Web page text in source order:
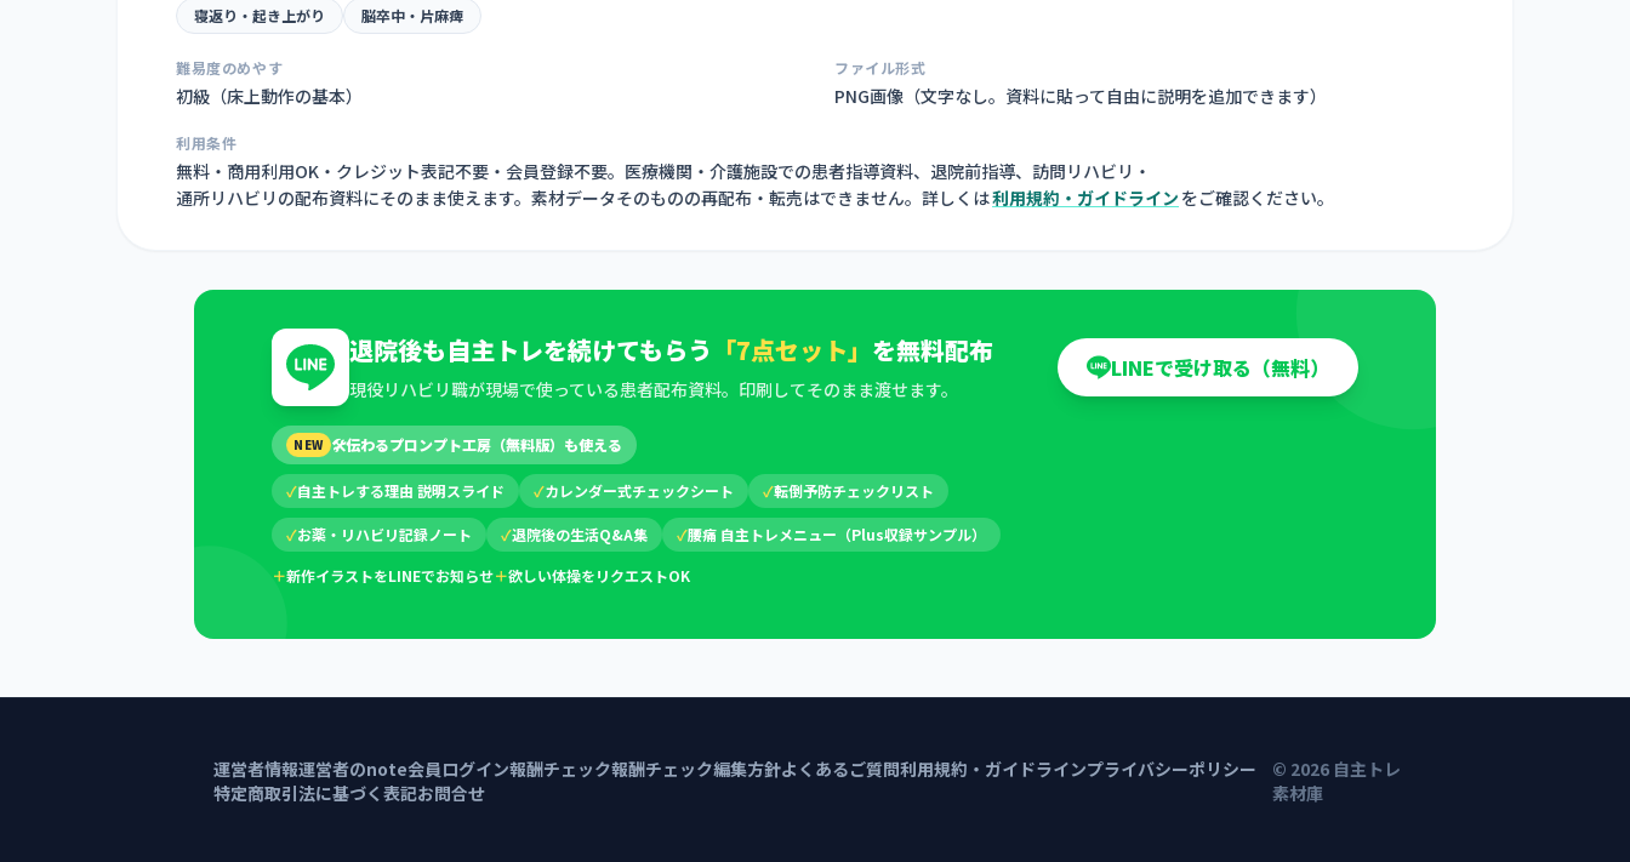
寝返り・起き上がり
脳卒中・片麻痺
難易度のめやす
初級（床上動作の基本）
ファイル形式
PNG画像（文字なし。資料に貼って自由に説明を追加できます）
利用条件
無料・商用利用OK・クレジット表記不要・会員登録不要。医療機関・介護施設での患者指導資料、退院前指導、訪問リハビリ・
通所リハビリの配布資料にそのまま使えます。素材データそのものの再配布・転売はできません。詳しくは利用規約・ガイドライン をご確認ください。
退院後も自主トレを続けてもらう 「7点セット」 を無料配布
現役リハビリ職が現場で使っている患者配布資料。印刷してそのまま渡せます。
LINEで受け取る（無料）
NEW 🛠伝わるプロンプト工房（無料版）も使える
✓自主トレする理由 説明スライド ✓カレンダー式チェックシート ✓転倒予防チェックリスト
✓お薬・リハビリ記録ノート ✓退院後の生活Q&A集 ✓腰痛 自主トレメニュー（Plus収録サンプル）
＋新作イラストをLINEでお知らせ＋欲しい体操をリクエストOK
運営者情報運営者のnote会員ログイン報酬チェック報酬チェック編集方針よくあるご質問利用規約・ガイドラインプライバシーポリシー
特定商取引法に基づく表記お問合せ
© 2026自主トレ
素材庫